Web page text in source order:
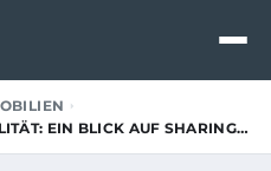
EIN BLICK AUF SHARING…